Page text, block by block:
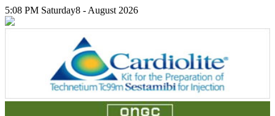
5:08 PM Saturday8 - August 2026